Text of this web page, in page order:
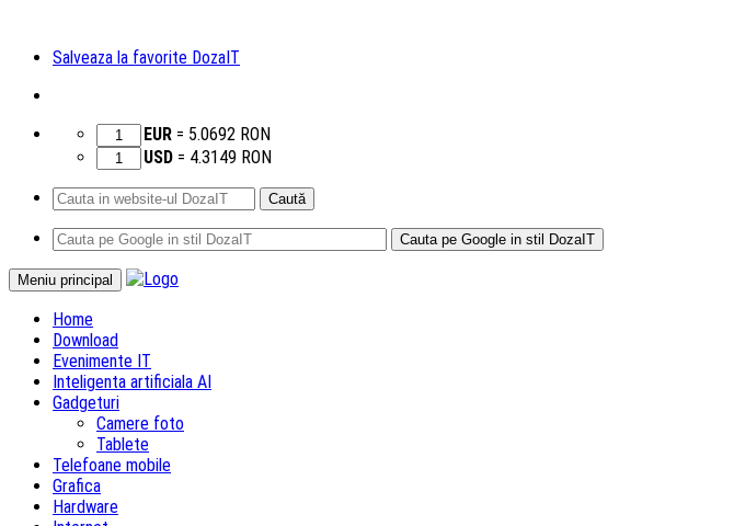
Salveaza la favorite DozaIT
EUR = 5.0692 RON
USD = 4.3149 RON
Caută
după:
Meniu principal
Sari
Home
Download
Evenimente IT
Inteligenta artificiala AI
Gadgeturi
Camere foto
Tablete
Telefoane mobile
Grafica
Hardware